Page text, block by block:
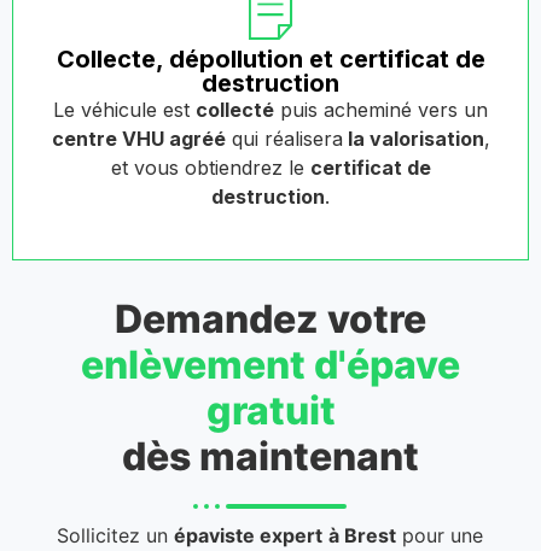
Collecte, dépollution et certificat de
destruction
Le véhicule est collecté puis acheminé vers un
centre VHU agrééqui réalisera la valorisation,
et vous obtiendrez le certificat de
destruction.
Demandez votre
enlèvement d'épave
gratuit
dès maintenant
Sollicitez unépaviste expert à Brest pour une